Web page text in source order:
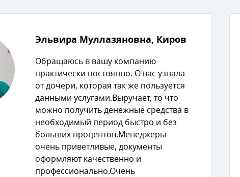
Обращаюсь в вашу компанию
практически постоянно. О вас узнала
от дочери, которая так же пользуется
данными услугами. Выручает, то что
можно получить денежные средства
необходимый период быстро и без
ольших процентов. Менеджеры
очень приветливые, документы
оформляют качественно и
профессионально. Очень
Эльвира Муллазяновна, Киро